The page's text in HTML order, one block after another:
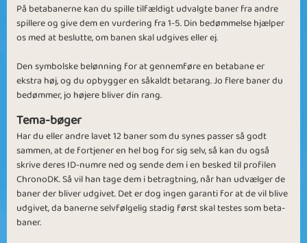
Voodoo Week 1 Voodoo Week 2
Greedy Friends Voodoo Money
På betabanerne kan du spille tilfældigt udvalgte baner fra andre
spillere og give dem en vurdering fra 1-5. Din bedømmelse hjælper
os med at beslutte, om banen skal udgives eller ej.
Den symbolske belønning for at gennemføre en betabane er
ekstra høj, og du opbygger en såkaldt betarang. Jo flere baner du
bedømmer, jo højere bliver din rang.
Tema-bøger
Har du eller andre lavet 12 baner som du synes passer så godt
sammen, at de fortjener en hel bog for sig selv, så kan du også
skrive deres ID-numre ned og sende dem i en besked til profilen
ChronoDK. Så vil han tage dem i betragtning, når han udvælger de
baner der bliver udgivet. Det er dog ingen garanti for at de vil blive
udgivet, da banerne selvfølgelig stadig først skal testes som beta-
baner.